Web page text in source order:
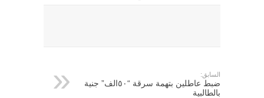
السابق:
ضبط عاطلين بتهمة سرقة “٥٠الف” جنية
بالطالبية